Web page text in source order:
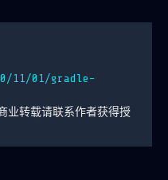
11/01/gradle-
业转载请联系作者获得授